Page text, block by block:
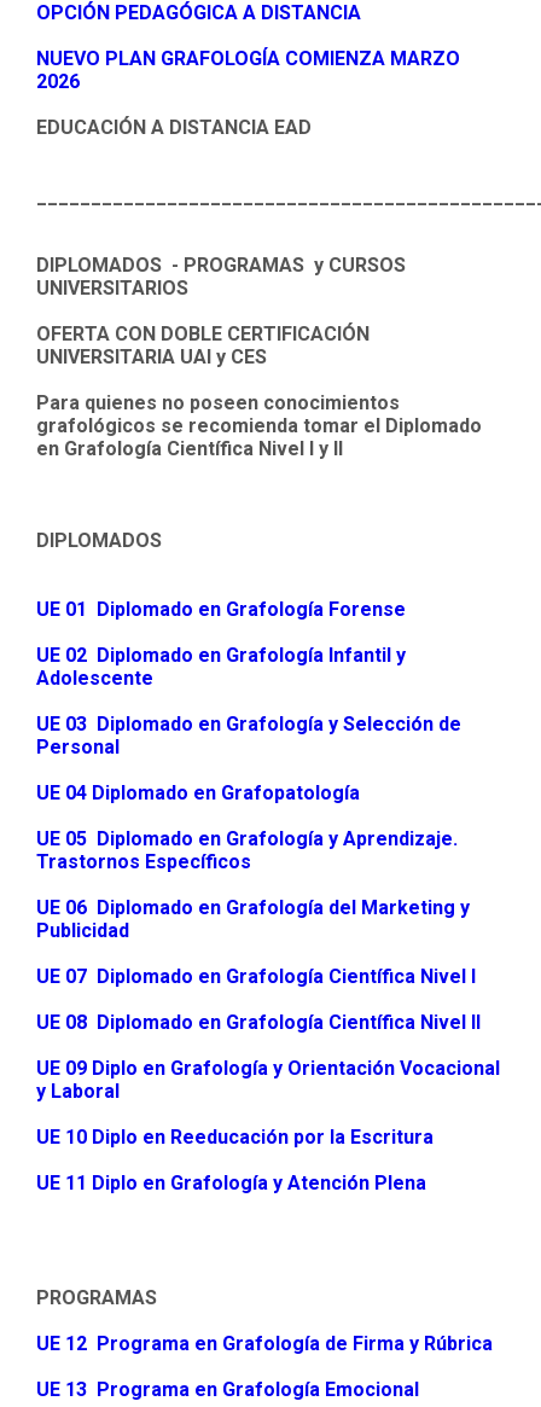
OPCIÓN PEDAGÓGICA A DISTANCIA
NUEVO PLAN GRAFOLOGÍA COMIENZA MARZO
2026
EDUCACIÓN A DISTANCIA EAD
DIPLOMADOS - PROGRAMAS y CURSOS
UNIVERSITARIOS
OFERTA CON DOBLE CERTIFICACIÓN
UNIVERSITARIA UAI y CES
Para quienes no poseen conocimientos
grafológicos se recomienda tomar el Diplomado
en Grafología Científica Nivel I y II
DIPLOMADOS
UE 01 Diplomado en Grafología Forense
UE 02 Diplomado en Grafología Infantil y
Adolescente
UE 03 Diplomado en Grafología y Selección de
Personal
UE 04 Diplomado en Grafopatología
UE 05 Diplomado en Grafología y Aprendizaje.
Trastornos Específicos
UE 06 Diplomado en Grafología del Marketing y
Publicidad
UE 07 Diplomado en Grafología Científica Nivel I
UE 08 Diplomado en Grafología Científica Nivel II
UE 09 Diplo en Grafología y Orientación Vocacional
y Laboral
UE 10 Diplo en Reeducación por la Escritura
UE 11 Diplo en Grafología y Atención Plena
PROGRAMAS
UE 12 Programa en Grafología de Firma y Rúbrica
UE 13 Programa en Grafología Emocional